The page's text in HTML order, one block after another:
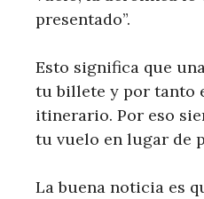
presentado”.
Esto significa que
tu billete y por tanto
itinerario. Por eso
tu vuelo en lugar de
La buena noticia es